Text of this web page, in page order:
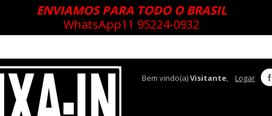
ENVIAMOS PARA TODO O BRASIL
WhatsApp11 95224-0932
Bem vindo(a)Visitante, Logar